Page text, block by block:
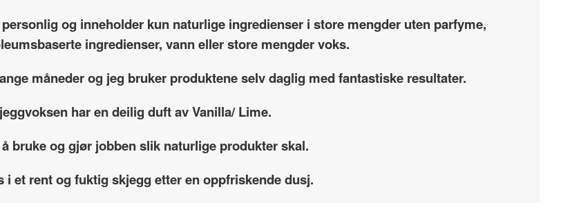
og inneholder kun naturlige ingredienser i store mengder uten parfyme,
ingredienser, vann eller store mengder voks.
måneder og jeg bruker produktene selv daglig med fantastiske resultater.
har en deilig duft av Vanilla/ Lime.
bruke og gjør jobben slik naturlige produkter skal.
i et rent og fuktig skjegg etter en oppfriskende dusj.